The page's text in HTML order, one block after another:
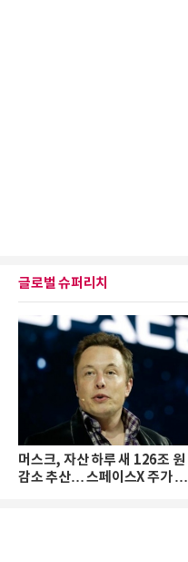
글로벌 슈퍼리치
머스크, 자산 하루 새 126조 원
감소 추산… 스페이스X 주가 하